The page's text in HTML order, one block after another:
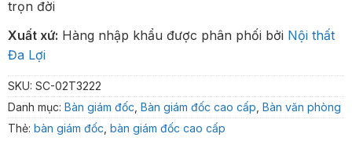
trọn đời
Xuất xứ: Hàng nhập khẩu được phân phối bởi Nội thất
Đa Lợi
SKU: SC-02T3222
Danh mục: Bàn giám đốc Bàn giám đốc cao cấp Bàn văn phòng
Thẻ: bàn giám đốc bàn giám đốc cao cấp